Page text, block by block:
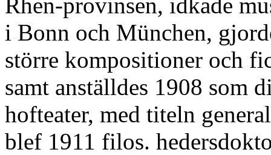
i Bonn och München,
större kompositioner och
samt anställdes 1908 som
hofteater, med titeln
blef 1911 filos.